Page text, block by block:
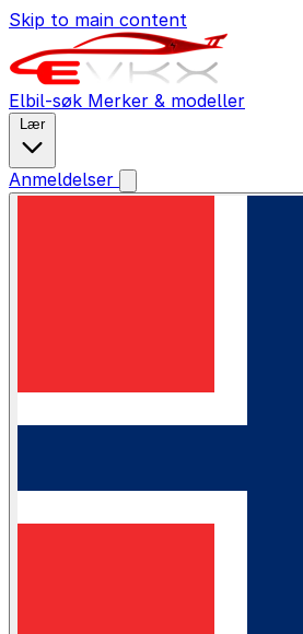
Skip to main content
Elbil-søk Merker & modeller
Lær
Anmeldelser